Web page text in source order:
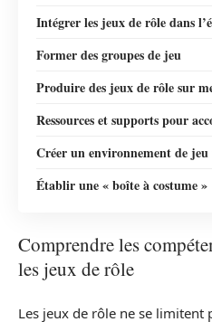
Intégrer les jeux de rôle dans
Former des groupes de jeu
Produire des jeux de rôle sur
Ressources et supports pour
Créer un environnement de
Établir une « boîte à costume »
Comprendre les
les jeux de rôle
Les jeux de rôle ne se limitent